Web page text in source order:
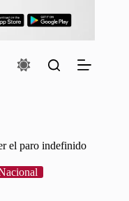
el paro indefinido